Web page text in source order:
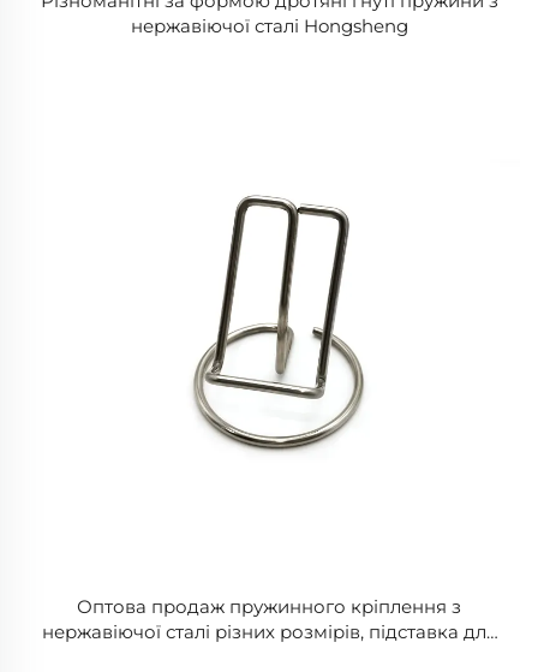
нержавіючої сталі Hongsheng
Оптова продаж пружинного кріплення з
нержавіючої сталі різних розмірів, підставка для